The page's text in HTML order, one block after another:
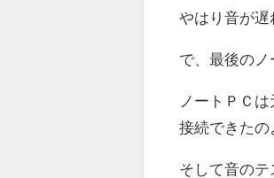
やはり音が遅
で、最後のノ
ノートＰＣ
接続できたの
そして音の